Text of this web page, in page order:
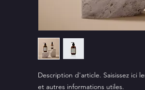
Description d'article. Saisissez ici
et autres informations utiles.